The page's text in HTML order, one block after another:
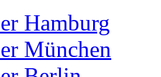
Hamburg
München